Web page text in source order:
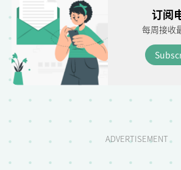
订阅
每周接收
ADVERTISEMENT